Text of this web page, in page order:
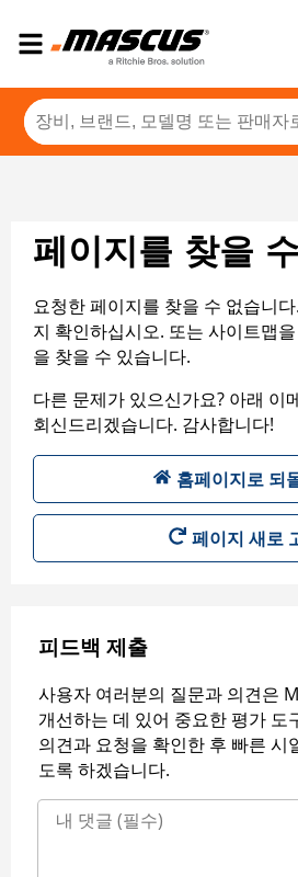
페이지를 찾을
요청한 페이지를 찾을 수 없습니
지 확인하십시오. 또는 사이트맵
을 찾을 수 있습니다.
다른 문제가 있으신가요? 아래 이
회신드리겠습니다. 감사합니다!
홈페이지로 되
페이지 새로
피드백 제출
사용자 여러분의 질문과 의견은
개선하는 데 있어 중요한 평가 도
의견과 요청을 확인한 후 빠른 시
도록 하겠습니다.